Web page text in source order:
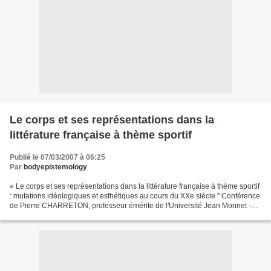
Le corps et ses représentations dans la
littérature française à thème sportif
Publié le 07/03/2007 à 06:25
Par bodyepistemology
« Le corps et ses représentations dans la littérature française à thème sportif
: mutations idéologiques et esthétiques au cours du XXe siècle " Conférence
de Pierre CHARRETON, professeur émérite de l'Université Jean Monnet -